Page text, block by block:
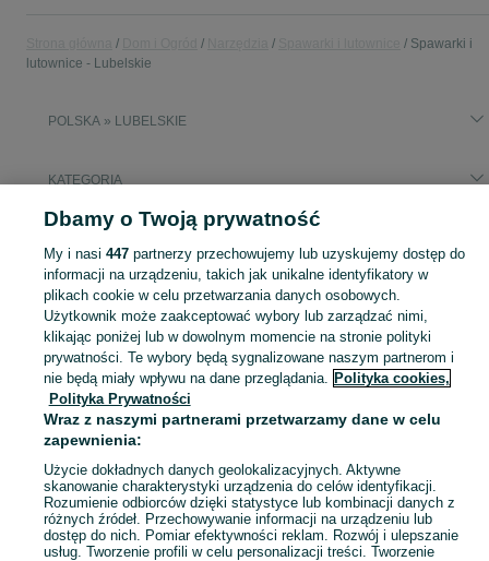
Spawarki i
lutownice - Lubelskie
POLSKA » LUBELSKIE
KATEGORIA
Popularne wyszukiwania
migomat
Sprzedaż spawarek i lutownic Lubelskie ▶️ Szeroki wybór różnych marek w atrakcyjnych cenach ✅ Nowe i używane ☝ Sprawdź oferty i kupuj na OLX.pl! Zobacz
Mapa kategorii
Mapa miejscowości
Mapa ministron
Popularne wyszukiwania
Dbamy o Twoją prywatność
My i nasi 447partnerzy przechowujemy lub uzyskujemy dostęp do
informacji na urządzeniu, takich jak unikalne identyfikatory w
plikach cookie w celu przetwarzania danych osobowych.
Użytkownik może zaakceptować wybory lub zarządzać nimi,
klikając poniżej lub w dowolnym momencie na stronie polityki
prywatności. Te wybory będą sygnalizowane naszym partnerom i
nie będą miały wpływu na dane przeglądania. Polityka cookies,
Polityka Prywatności
Wraz z naszymi partnerami przetwarzamy dane w celu
zapewnienia:
Użycie dokładnych danych geolokalizacyjnych. Aktywne
skanowanie charakterystyki urządzenia do celów identyfikacji.
Rozumienie odbiorców dzięki statystyce lub kombinacji danych z
różnych źródeł. Przechowywanie informacji na urządzeniu lub
dostęp do nich. Pomiar efektywności reklam. Rozwój i ulepszanie
usług. Tworzenie profili w celu personalizacji treści. Tworzenie